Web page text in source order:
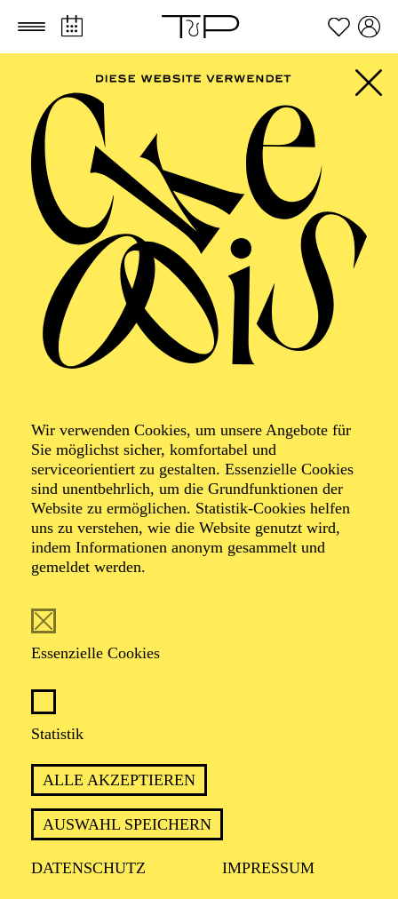
Zum Hauptinhalt springen Zum Footer springen
Wir verwenden Cookies, um unsere Angebote für
Sie möglichst sicher, komfortabel und
serviceorientiert zu gestalten. Essenzielle Cookies
sind unentbehrlich, um die Grundfunktionen der
Website zu ermöglichen. Statistik-Cookies helfen
uns zu verstehen, wie die Website genutzt wird,
indem Informationen anonym gesammelt und
gemeldet werden.
Essenzielle Cookies
Statistik
ALLE AKZEPTIEREN
AUSWAHL SPEICHERN
DATENSCHUTZ IMPRESSUM
AALTO BALLETT
Carmen
Ballett in zwei Akten von Johan Inger
Musik von Georges Bizet, Rodion Schtschedrin, Marc
Álvarez
ERZÄHLT IN PACKENDEN BILDERN
DIE LIEBESTRAGÖDIE UM CARMEN.
PREMIERE
13. Oktober 2024
WIEDERAUFNAHME